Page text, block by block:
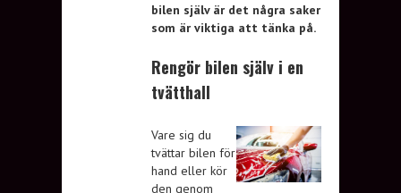
bilen själv är det några saker
som är viktiga att tänka på.
Rengör bilen själv i en
tvätthall
Vare sig du
tvättar bilen för
hand eller kör
den genom